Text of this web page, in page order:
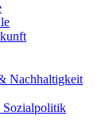
Nachhaltigkeit
Sozialpolitik